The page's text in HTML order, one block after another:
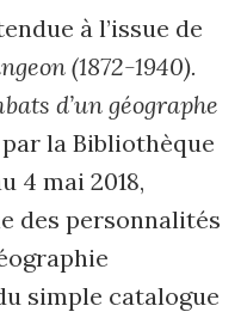
à l’issue de
(1872-1940).
d’un géographe
la Bibliothèque
4 mai 2018,
des personnalités
simple catalogue